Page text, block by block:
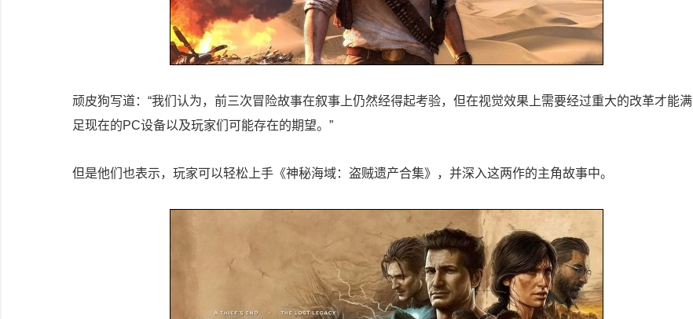
顽皮狗写道：“我们认为，前三次冒险故事在叙事上仍然经得起考验，但在视觉效果上需要经过重大的改革才能满
足现在的PC设备以及玩家们可能存在的期望。”
但是他们也表示，玩家可以轻松上手《神秘海域：盗贼遗产合集》，并深入这两作的主角故事中。